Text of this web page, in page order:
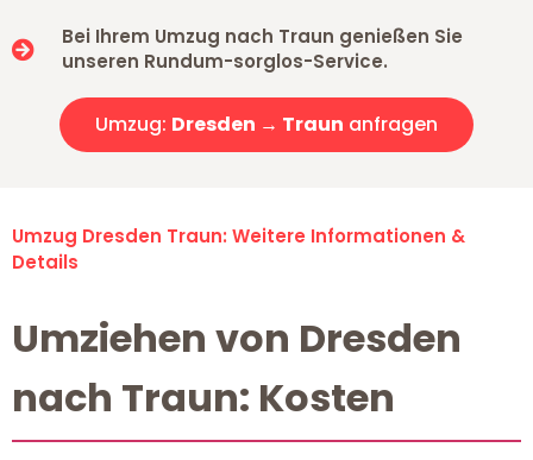
Bei Ihrem Umzug nach Traun genießen Sie
unseren Rundum-sorglos-Service.
Umzug: Dresden → Traun anfragen
Umzug Dresden Traun: Weitere Informationen &
Details
Umziehen von Dresden
nach Traun: Kosten